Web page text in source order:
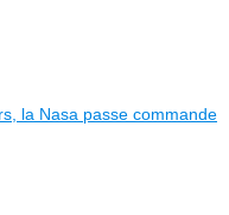
la Nasa passe commande